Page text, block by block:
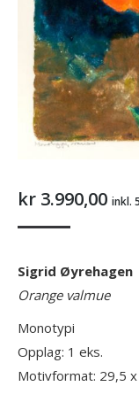
kr 3.990,00 inkl.
Sigrid Øyrehagen
Orange valmue
Monotypi
Opplag: 1 eks.
Motivformat: 29,5